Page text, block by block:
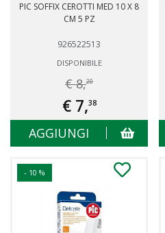
PIC SOFFIX CEROTTI MED 10 X 8
CM 5 PZ
926522513
DISPONIBILE
€ 8,20
€ 7,38
AGGIUNGI
- 10 %